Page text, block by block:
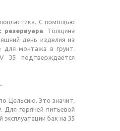
С помощью
. Толщина
день изделия из
для монтажа в грунт.
35 подтверждается
Цельсию. Это значит,
. Для горячей питьевой
бак на 35